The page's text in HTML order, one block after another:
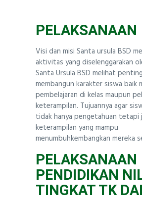
PELAKSANAAN
Visi dan misi Santa ursula BSD
aktivitas yang diselenggarakan
Santa Ursula BSD melihat
membangun karakter siswa baik
pembelajaran di kelas maupun
keterampilan. Tujuannya agar
tidak hanya pengetahuan tetapi
keterampilan yang mampu
menumbuhkembangkan mereka
PELAKSANAAN
PENDIDIKAN
TINGKAT TK